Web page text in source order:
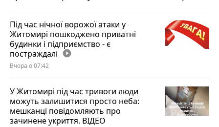
Під час нічної ворожої атаки у
Житомирі пошкоджено приватні
будинки і підприємство - є
постраждалі play_circle_filled
Вчора о 07:42
У Житомирі під час тривоги люди
можуть залишитися просто неба:
мешканці повідомляють про
зачинене укриття. ВІДЕО